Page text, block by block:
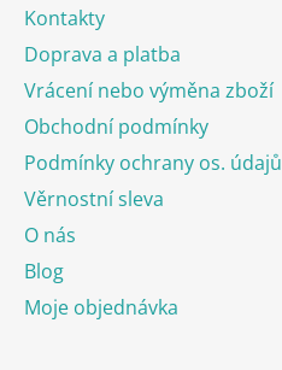
Kontakty
Doprava a platba
Vrácení nebo výměna zboží
Obchodní podmínky
Podmínky ochrany os. údajů
Věrnostní sleva
O nás
Blog
Moje objednávka